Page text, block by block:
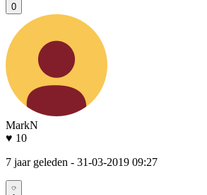
0
MarkN
♥ 10
7 jaar geleden - 31-03-2019 09:27